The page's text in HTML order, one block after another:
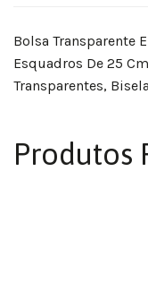
Bolsa Transparente
Esquadros De 25
Transparentes,
Produtos